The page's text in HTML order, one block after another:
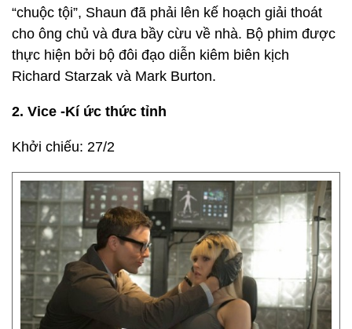
“chuộc tội”, Shaun đã phải lên kế hoạch giải thoát
cho ông chủ và đưa bầy cừu về nhà. Bộ phim được
thực hiện bởi bộ đôi đạo diễn kiêm biên kịch
Richard Starzak và Mark Burton.
2. Vice -Kí ức thức tỉnh
Khởi chiếu: 27/2